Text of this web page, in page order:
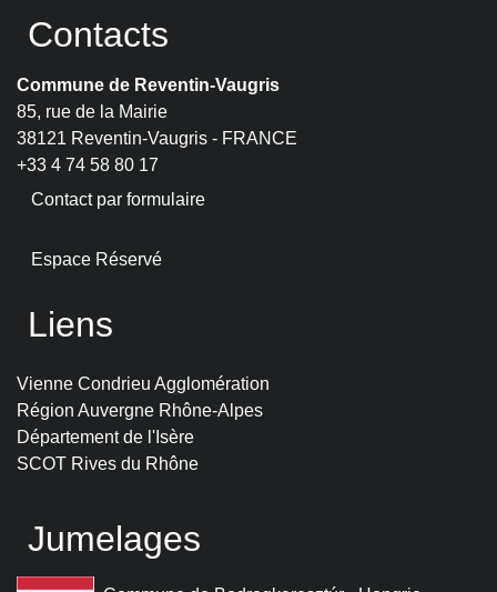
Contacts
Commune de Reventin-Vaugris
85, rue de la Mairie
38121 Reventin-Vaugris - FRANCE
+33 4 74 58 80 17
Contact par formulaire
Espace Réservé
Liens
Vienne Condrieu Agglomération
Région Auvergne Rhône-Alpes
Département de l'Isère
SCOT Rives du Rhône
Jumelages